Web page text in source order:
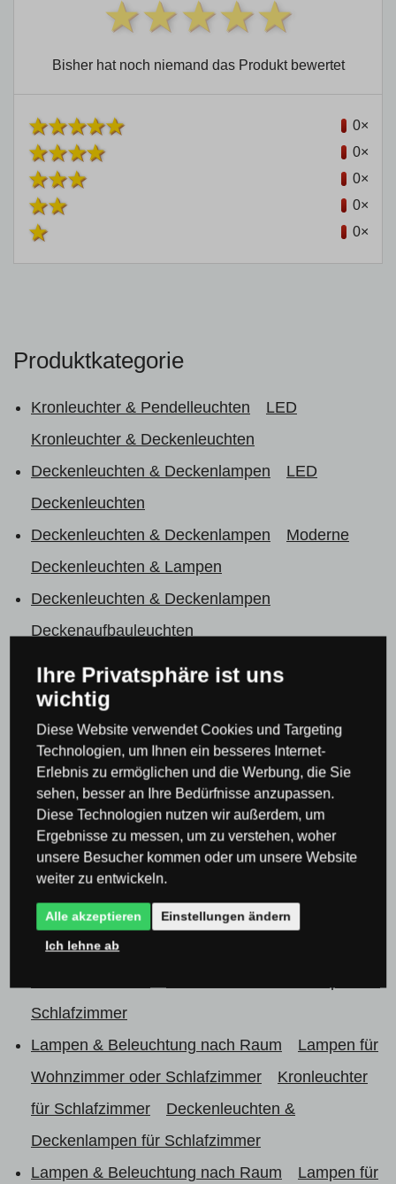
Bisher hat noch niemand das Produkt bewertet
0×
0×
0×
0×
0×
Produktkategorie
Kronleuchter & Pendelleuchten
LED
Kronleuchter & Deckenleuchten
Deckenleuchten & Deckenlampen
LED
Deckenleuchten
Deckenleuchten & Deckenlampen
Moderne
Deckenleuchten & Lampen
Deckenleuchten & Deckenlampen
Deckenaufbauleuchten
Deckenleuchten & Deckenlampen
Aufbauleuchten & Lampen
Lampen & Beleuchtung nach Raum
Lampen für
Wohnzimmer oder Schlafzimmer
Lampen & Beleuchtung nach Raum
Lampen für
Wohnzimmer oder Schlafzimmer
Kronleuchter
für Schlafzimmer
Moderne Kronleuchter für das
Schlafzimmer
Lampen & Beleuchtung nach Raum
Wohnzimmer oder Schlafzimmer
Schlafzimmer
Lampen & Beleuchtung nach Raum
Lampen für
Wohnzimmer oder Schlafzimmer
Kronleuchter
für Schlafzimmer
Deckenleuchten &
Deckenlampen für Schlafzimmer
Lampen & Beleuchtung nach Raum
Lampen für
Ihre Privatsphäre ist uns
wichtig
Diese Website verwendet Cookies und Targeting
Technologien, um Ihnen ein besseres Internet-
Erlebnis zu ermöglichen und die Werbung, die Sie
sehen, besser an Ihre Bedürfnisse anzupassen.
Diese Technologien nutzen wir außerdem, um
Ergebnisse zu messen, um zu verstehen, woher
unsere Besucher kommen oder um unsere Website
weiter zu entwickeln.
Alle akzeptieren Einstellungen ändern
Ich lehne ab